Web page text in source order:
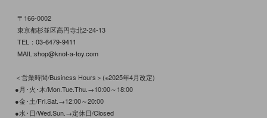
〒166-0002
東京都杉並区高円寺北2-24-13
TEL： 03-6479-9411
MAIL:shop@knot-a-toy.com
＜営業時間/Business Hours＞(※2025年4月改定)
●月･火･木/Mon.Tue.Thu.→10:00～18:00
●金･土/Fri.Sat.→12:00～20:00
●水･日/Wed.Sun.→定休日/Closed